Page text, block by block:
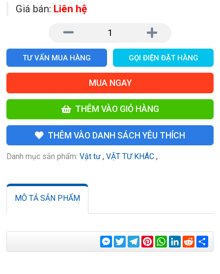
Giá bán: Liên hệ
TƯ VẤN MUA HÀNG GỌI ĐIỆN ĐẶT HÀNG
MUA NGAY
THÊM VÀO GIỎ HÀNG
THÊM VÀO DANH SÁCH YÊU THÍCH
Danh mục sản phẩm: Vật tư , VẬT TƯ KHÁC ,
MÔ TẢ SẢN PHẨM
Messenger
TwitterTelegram
Pinterest
WhatsApp
LinkedIn
Reddit